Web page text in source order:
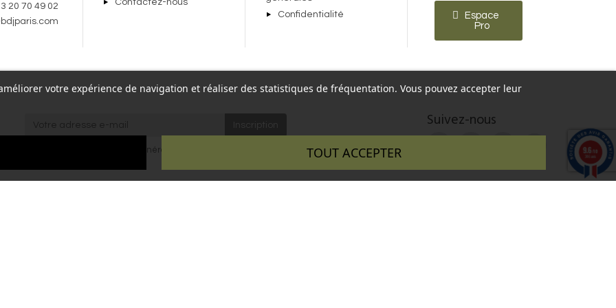
3 20 70 49 02
Contactez-nous
Confidentialité
Espace
Pro
votre expérience de navigation et réaliser des statistiques de fréquentation. Vous pouvez accepter leur
TOUT ACCEPTER
conditions générales
Suivez-nous
9.6 /10
346 avis